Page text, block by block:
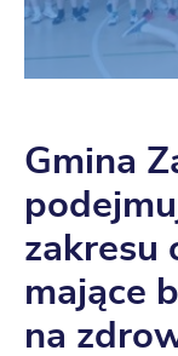
Gmina
zakresu
mające
na